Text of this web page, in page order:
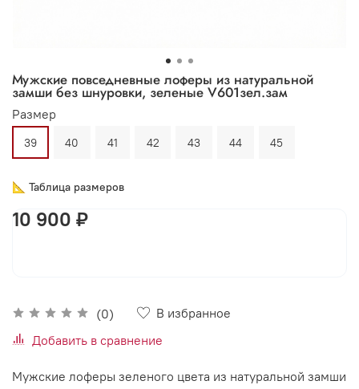
Мужские повседневные лоферы из натуральной
замши без шнуровки, зеленые V601зел.зам
(0)
В избранное
Добавить в сравнение
Размер
39 40 41 42 43 44 45
📐 Таблица размеров
10 900 ₽
Мужские лоферы зеленого цвета из натуральной замши